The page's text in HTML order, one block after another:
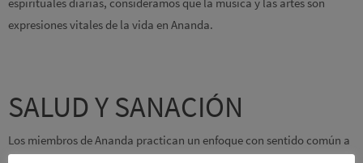
expresiones vitales de la vida en Ananda.
SALUD Y SANACIÓN
Los miembros de Ananda practican un enfoque con sentido común a